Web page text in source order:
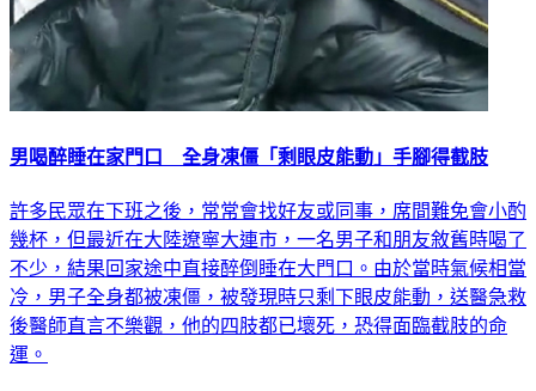
男喝醉睡在家門口 全身凍僵「剩眼皮能動」手腳得截肢
許多民眾在下班之後，常常會找好友或同事，席間難免會小酌
幾杯，但最近在大陸遼寧大連市，一名男子和朋友敘舊時喝了
不少，結果回家途中直接醉倒睡在大門口。由於當時氣候相當
冷，男子全身都被凍僵，被發現時只剩下眼皮能動，送醫急救
後醫師直言不樂觀，他的四肢都已壞死，恐得面臨截肢的命
運。